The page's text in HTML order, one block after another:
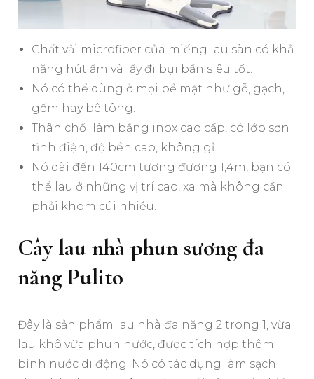
Chất vải microfiber của miếng lau sàn có khả
năng hút ẩm và lấy đi bụi bẩn siêu tốt.
Nó có thể dùng ở mọi bề mặt như gỗ, gạch,
gốm hay bê tông.
Thân chổi làm bằng inox cao cấp, có lớp sơn
tĩnh điện, độ bền cao, không gỉ.
Nó dài đến 140cm tương đương 1,4m, bạn có
thể lau ở những vị trí cao, xa mà không cần
phải khom cúi nhiều.
Cây lau nhà phun sương đa
năng Pulito
Đây là sản phẩm lau nhà đa năng 2 trong 1, vừa
lau khô vừa phun nước, được tích hợp thêm
bình nước di động. Nó có tác dụng làm sạch